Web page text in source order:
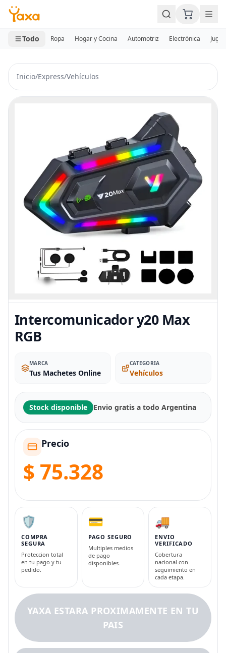
MINI CARRITO
0 productos
Todo Ropa Hogar y Cocina Automotriz Electrónica
Inicio/Express/Vehículos
Intercomunicador y20 Max
RGB
MARCA
Tus Machetes Online
CATEGORIA
Vehículos
Stock disponible Envio gratis a todo Argentina
Precio
$ 75.328
🛡️
COMPRA
SEGURA
Proteccion total
en tu pago y tu
pedido.
💳
PAGO SEGURO
Multiples medios
de pago
disponibles.
🚚
ENVIO
VERIFICADO
Cobertura
nacional con
seguimiento en
cada etapa.
YAXA ESTARA PROXIMAMENTE EN TU
PAIS